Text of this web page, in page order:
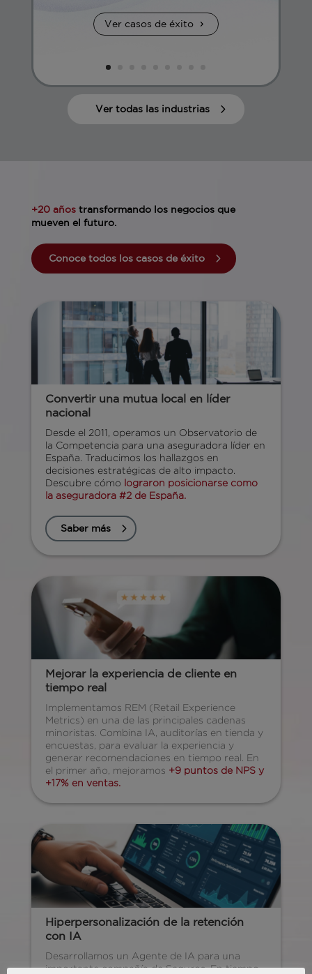
Ver casos de éxito
Ver todas las industrias
+20 años transformando los negocios que
mueven el futuro.
Conoce todos los casos de éxito
Convertir una mutua local en líder
nacional
Desde el 2011, operamos un Observatorio de
la Competencia para una aseguradora líder en
España. Traducimos los hallazgos en
decisiones estratégicas de alto impacto.
Descubre cómo lograron posicionarse como
la aseguradora #2 de España.
Saber más
Mejorar la experiencia de cliente en
tiempo real
Implementamos REM (Retail Experience
Metrics) en una de las principales cadenas
minoristas. Combina IA, auditorías en tienda y
encuestas, para evaluar la experiencia y
generar recomendaciones en tiempo real. En
el primer año, mejoramos +9 puntos de NPS y
+17% en ventas.
Hiperpersonalización de la retención
con IA
Desarrollamos un Agente de IA para una
importante compañía de Seguros. En tiempo